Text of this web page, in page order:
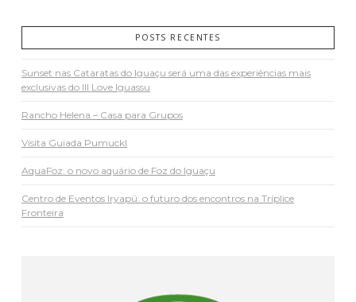
POSTS RECENTES
Sunset nas Cataratas do Iguaçu será uma das experiências mais
exclusivas do III Love Iguassu
Rancho Helena – Casa para Grupos
Visita Guiada Pumuckl
AquaFoz: o novo aquário de Foz do Iguaçu
Centro de Eventos Iryapú: o futuro dos encontros na Tríplice
Fronteira